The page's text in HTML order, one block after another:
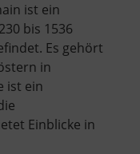
ist ein
bis 1536
Es gehört
in
ist ein
Einblicke in